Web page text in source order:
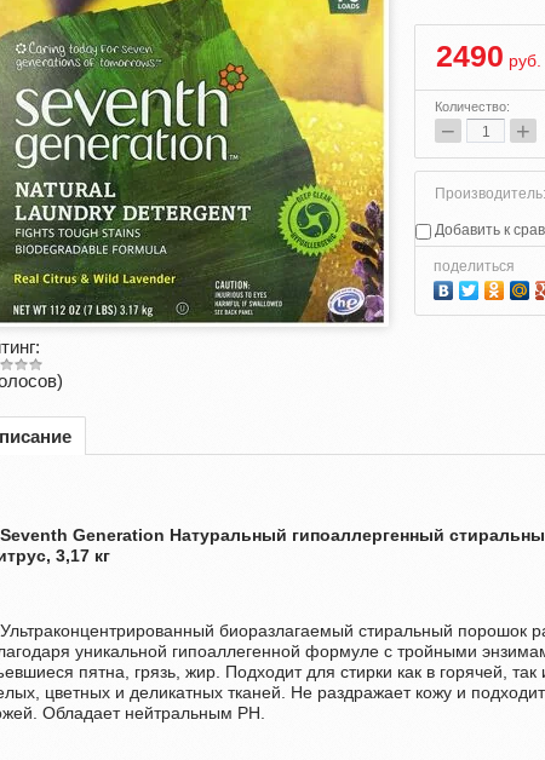
2490 руб.
Количество:
− +
Производитель:
Добавить к
поделиться
Generation Натуральный гипоаллергенный
3,17 кг
биоразлагаемый стиральный порошок
уникальной гипоаллегенной формуле с тройными
пятна, грязь, жир. Подходит для стирки как в горячей,
цветных и деликатных тканей. Не раздражает кожу и
Обладает нейтральным PH.